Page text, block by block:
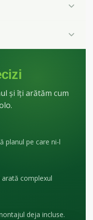
și îți arătăm cum
planul pe care ni-l
complexul
deja incluse.